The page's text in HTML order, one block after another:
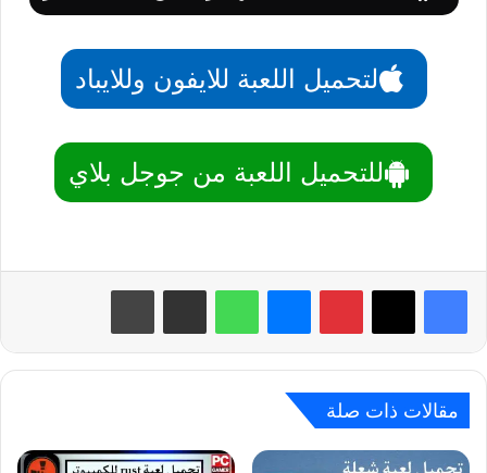
لتحميل اللعبة للايفون وللايباد
للتحميل اللعبة من جوجل بلاي
بينتيريست واتساب
مقالات ذات صلة